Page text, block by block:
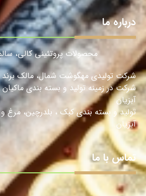
درباره ما
محصولات پروتئینی کالی،
شرکت تولیدی مهگوشت شمال، مالک برند
شرکت در زمینه تولید و بسته بندی
آبزیان
تولید و بسته بندی کبک ، بلدرچین، مرغ
آبزیان.
تماس با ما